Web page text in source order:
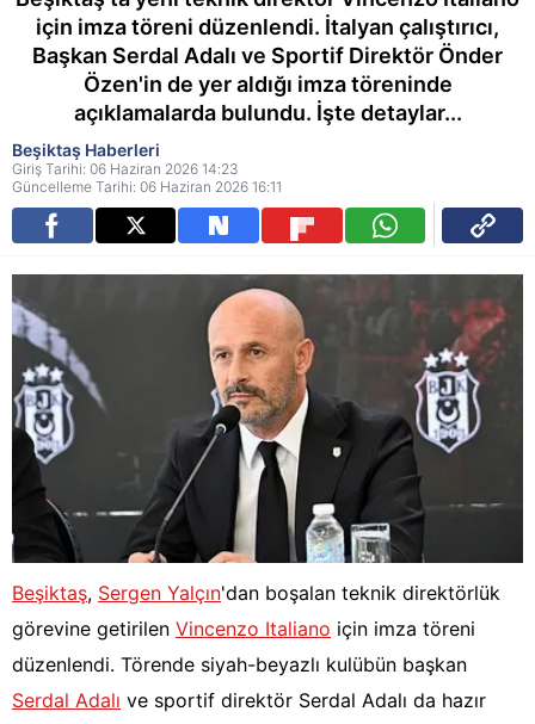
için imza töreni düzenlendi. İtalyan çalıştırıcı,
Başkan Serdal Adalı ve Sportif Direktör Önder
Özen'in de yer aldığı imza töreninde
açıklamalarda bulundu. İşte detaylar...
Beşiktaş Haberleri
Giriş Tarihi: 06 Haziran 2026 14:23
Güncelleme Tarihi: 06 Haziran 2026 16:11
Beşiktaş, Sergen Yalçın'dan boşalan teknik direktörlük
görevine getirilen Vincenzo Italiano için imza töreni
düzenlendi. Törende siyah-beyazlı kulübün başkan
Serdal Adalı ve sportif direktör Serdal Adalı da hazır